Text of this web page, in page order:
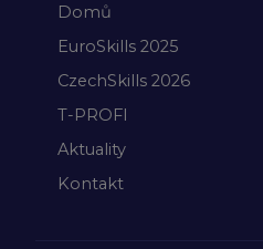
Domů
EuroSkills 2025
CzechSkills 2026
T-PROFI
Aktuality
Kontakt